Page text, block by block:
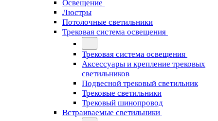
Освещение
Люстры
Потолочные светильники
Трековая система освещения
Трековая система освещения
Аксессуары и крепление трековых
светильников
Подвесной трековый светильник
Трековые светильники
Трековый шинопровод
Встраиваемые светильники